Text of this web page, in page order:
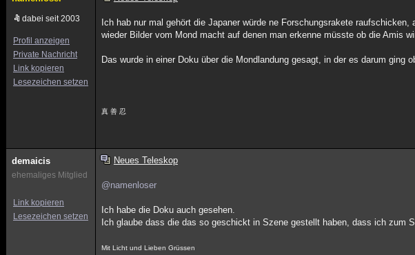
dabei seit 2003
Profil anzeigen
Private Nachricht
Link kopieren
Lesezeichen setzen
Ich hab nur mal gehört die Japaner würde ne Forschungsrakete
wieder Bilder vom Mond macht auf denen man erkenne müsste ob die Amis
Das wurde in einer Doku über die Mondlandung gesagt, in der es darum
真 善 忍
demaicis
ehemaliges Mitglied
Link kopieren
Lesezeichen setzen
Neues Teleskop
@namenloser
Ich habe die Doku auch gesehen.
Ich glaube dass die das so geschickt in Szene gestellt haben, dass ich zum
Mit Licht und Lieben Grüssen